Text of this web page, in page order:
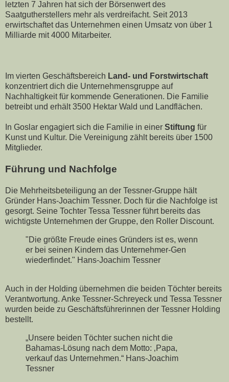
letzten 7 Jahren hat sich der Börsenwert des
Saatgutherstellers mehr als verdreifacht. Seit 2013
erwirtschaftet das Unternehmen einen Umsatz von über 1
Milliarde mit 4000 Mitarbeiter.
Im vierten Geschäftsbereich Land- und Forstwirtschaft
konzentriert dich die Unternehmensgruppe auf
Nachhaltigkeit für kommende Generationen. Die Familie
betreibt und erhält 3500 Hektar Wald und Landflächen.
In Goslar engagiert sich die Familie in einer Stiftung für
Kunst und Kultur. Die Vereinigung zählt bereits über 1500
Mitglieder.
Führung und Nachfolge
Die Mehrheitsbeteiligung an der Tessner-Gruppe hält
Gründer Hans-Joachim Tessner. Doch für die Nachfolge ist
gesorgt. Seine Tochter Tessa Tessner führt bereits das
wichtigste Unternehmen der Gruppe, den Roller Discount.
"Die größte Freude eines Gründers ist es, wenn
er bei seinen Kindern das Unternehmer-Gen
wiederfindet." Hans-Joachim Tessner
Auch in der Holding übernehmen die beiden Töchter bereits
Verantwortung. Anke Tessner-Schreyeck und Tessa Tessner
wurden beide zu Geschäftsführerinnen der Tessner Holding
bestellt.
„Unsere beiden Töchter suchen nicht die
Bahamas-Lösung nach dem Motto: ‚Papa,
verkauf das Unternehmen.“ Hans-Joachim
Tessner